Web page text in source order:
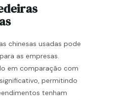
chinesas usadas pode
as empresas.
em comparação com
permitindo
tenham